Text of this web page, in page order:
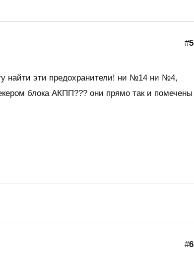
#5
найти эти предохранители! ни №14 ни №4,
блока АКПП??? они прямо так и помечены
#6